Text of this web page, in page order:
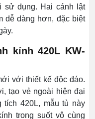
dụng. Hai cánh lật
dễ dàng hơn, đặc biệt
kính 420L KW-
với thiết kế độc đáo.
tạo vẻ ngoài hiện đại
tích 420L, mẫu tủ này
trong suốt vô cùng